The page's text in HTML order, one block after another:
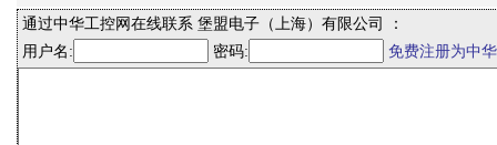
通过中华工控网在线联系 堡盟电子（上海）有限公司 ：
用户名:
密码: 免费注册为中